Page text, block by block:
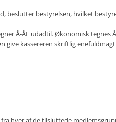
beslutter bestyrelsen, hvilket
Å-ÅF udadtil. Økonomisk
give kassereren skriftlig